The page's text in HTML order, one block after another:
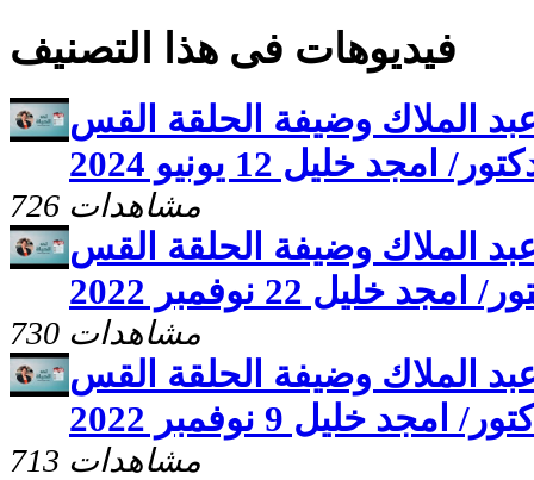
فيديوهات فى هذا التصنيف
الملاك وضيفة الحلقة القس
امجد خليل 12 يونيو 2024
726 مشاهدات
الملاك وضيفة الحلقة القس
امجد خليل 22 نوفمبر 2022
730 مشاهدات
الملاك وضيفة الحلقة القس
امجد خليل 9 نوفمبر 2022
713 مشاهدات